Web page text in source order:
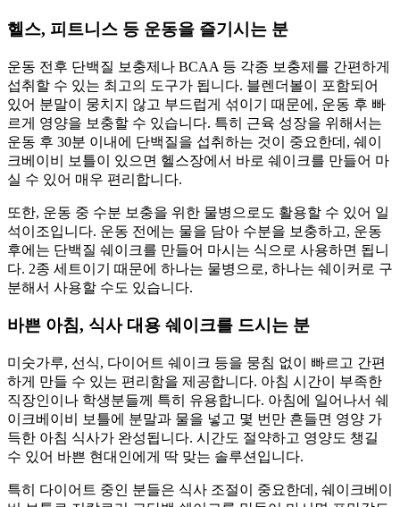
헬스, 피트니스 등 운동을 즐기시는 분
운동 전후 단백질 보충제나 BCAA 등 각종 보충제를 간편하게
섭취할 수 있는 최고의 도구가 됩니다. 블렌더볼이 포함되어
있어 분말이 뭉치지 않고 부드럽게 섞이기 때문에, 운동 후 빠
르게 영양을 보충할 수 있습니다. 특히 근육 성장을 위해서는
운동 후 30분 이내에 단백질을 섭취하는 것이 중요한데, 쉐이
크베이비 보틀이 있으면 헬스장에서 바로 쉐이크를 만들어 마
실 수 있어 매우 편리합니다.
또한, 운동 중 수분 보충을 위한 물병으로도 활용할 수 있어 일
석이조입니다. 운동 전에는 물을 담아 수분을 보충하고, 운동
후에는 단백질 쉐이크를 만들어 마시는 식으로 사용하면 됩니
다. 2종 세트이기 때문에 하나는 물병으로, 하나는 쉐이커로 구
분해서 사용할 수도 있습니다.
바쁜 아침, 식사 대용 쉐이크를 드시는 분
미숫가루, 선식, 다이어트 쉐이크 등을 뭉침 없이 빠르고 간편
하게 만들 수 있는 편리함을 제공합니다. 아침 시간이 부족한
직장인이나 학생분들께 특히 유용합니다. 아침에 일어나서 쉐
이크베이비 보틀에 분말과 물을 넣고 몇 번만 흔들면 영양 가
득한 아침 식사가 완성됩니다. 시간도 절약하고 영양도 챙길
수 있어 바쁜 현대인에게 딱 맞는 솔루션입니다.
특히 다이어트 중인 분들은 식사 조절이 중요한데, 쉐이크베이